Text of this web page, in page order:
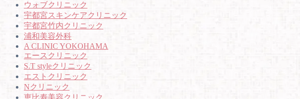
ウォブクリニック
宇都宮スキンケアクリニック
宇都宮竹内クリニック
浦和美容外科
A CLINIC YOKOHAMA
エースクリニック
S.T styleクリニック
エストクリニック
Nクリニック
恵比寿美容クリニック